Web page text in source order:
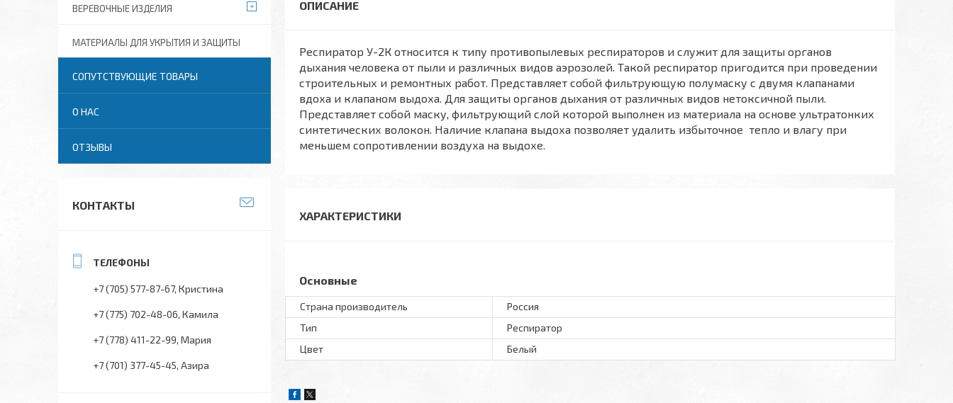
Респиратор У-2К относится к типу противопылевых респираторов и служит для защиты органов
дыхания человека от пыли и различных видов аэрозолей. Такой респиратор пригодится при проведении
строительных и ремонтных работ. Представляет собой фильтрующую полумаску с двумя клапанами
вдоха и клапаном выдоха. Для защиты органов дыхания от различных видов нетоксичной пыли.
Представляет собой маску, фильтрующий слой которой выполнен из материала на основе ультратонких
синтетических волокон. Наличие клапана выдоха позволяет удалить избыточное тепло и влагу при
меньшем сопротивлении воздуха на выдохе.
ХАРАКТЕРИСТИКИ
Основные
Страна производитель
Россия
Тип
Респиратор
Цвет
Белый
ВЕРЕВОЧНЫЕ ИЗДЕЛИЯ
МАТЕРИАЛЫ ДЛЯ УКРЫТИЯ И ЗАЩИТЫ
СОПУТСТВУЮЩИЕ ТОВАРЫ
О НАС
ОТЗЫВЫ
КОНТАКТЫ
+7 (705) 577-87-67 Кристина
+7 (775) 702-48-06 Камила
+7 (778) 411-22-99 Мария
+7 (701) 377-45-45 Азира